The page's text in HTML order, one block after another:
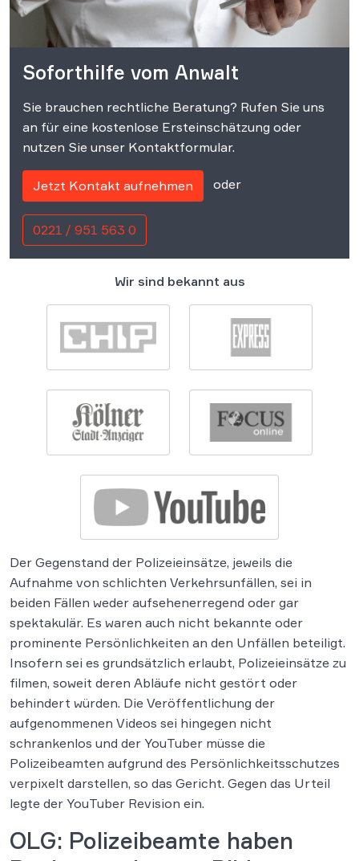
Soforthilfe vom Anwalt
Sie brauchen rechtliche Beratung? Rufen Sie uns
an für eine kostenlose Ersteinschätzung oder
nutzen Sie unser Kontaktformular.
Jetzt Kontakt aufnehmen oder
0221 / 951 563 0
Wir sind bekannt aus
Der Gegenstand der Polizeieinsätze, jeweils die
Aufnahme von schlichten Verkehrsunfällen, sei in
beiden Fällen weder aufsehenerregend oder gar
spektakulär. Es waren auch nicht bekannte oder
prominente Persönlichkeiten an den Unfällen beteiligt.
Insofern sei es grundsätzlich erlaubt, Polizeieinsätze zu
filmen, soweit deren Abläufe nicht gestört oder
behindert würden. Die Veröffentlichung der
aufgenommenen Videos sei hingegen nicht
schrankenlos und der YouTuber müsse die
Polizeibeamten aufgrund des Persönlichkeitsschutzes
verpixelt darstellen, so das Gericht. Gegen das Urteil
legte der YouTuber Revision ein.
OLG: Polizeibeamte haben